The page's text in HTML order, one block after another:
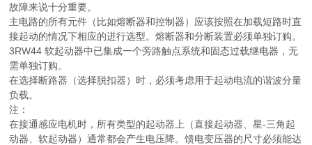
故障来说十分重要。
主电路的所有元件（比如熔断器和控制器）应该按照在加载短路时直
接起动的情况下相应的进行选型。熔断器和分断装置必须单独订购。
3RW44 软起动器中已集成一个旁路触点系统和固态过载继电器，无
需单独订购。
在选择断路器（选择脱扣器）时，必须考虑用于起动电流的谐波分量
负载。
注：
在接通感应电机时，所有类型的起动器上（直接起动器、星-三角起
动器、软起动器）通常都会产生电压降。馈电变压器的尺寸必须能达